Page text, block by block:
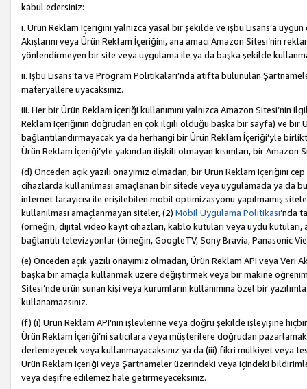
kabul edersiniz:
i. Ürün Reklam İçeriğini yalnızca yasal bir şekilde ve işbu Lisans’a uygun
Akışlarını veya Ürün Reklam İçeriğini, ana amacı Amazon Sitesi’nin
yönlendirmeyen bir site veya uygulama ile ya da başka şekilde
ii. İşbu Lisans’ta ve Program Politikaları’nda atıfta bulunulan
materyallere uyacaksınız.
iii. Her bir Ürün Reklam İçeriği kullanımını yalnızca Amazon
Reklam İçeriğinin doğrudan en çok ilgili olduğu başka bir sayfa) ve bir
bağlantılandırmayacak ya da herhangi bir Ürün Reklam İçeriği’yle
Ürün Reklam İçeriği’yle yakından ilişkili olmayan kısımları, bir Amazon
(d) Önceden açık yazılı onayımız olmadan, bir Ürün Reklam İçeriğini
cihazlarda kullanılması amaçlanan bir sitede veya uygulamada ya da
internet tarayıcısı ile erişilebilen mobil optimizasyonu yapılmamış
kullanılması amaçlanmayan siteler, (2) Mobil Uygulama Politikası’nda
(örneğin, dijital video kayıt cihazları, kablo kutuları veya uydu kutuları,
bağlantılı televizyonlar (örneğin, GoogleTV, Sony Bravia, Panasonic
(e) Önceden açık yazılı onayımız olmadan, Ürün Reklam API veya
başka bir amaçla kullanmak üzere değiştirmek veya bir makine
Sitesi’nde ürün sunan kişi veya kurumların kullanımına özel bir
kullanamazsınız.
(f) (i) Ürün Reklam API’nin işlevlerine veya doğru şekilde işleyişine
Ürün Reklam İçeriği’ni satıcılara veya müşterilere doğrudan
derlemeyecek veya kullanmayacaksınız ya da (iii) fikri mülkiyet veya
Ürün Reklam İçeriği veya Şartnameler üzerindeki veya içindeki
veya deşifre edilemez hale getirmeyeceksiniz.